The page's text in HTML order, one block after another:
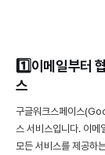
1️⃣이메일부터
스
구글워크스페이스
스 서비스입니다. 이메
모든 서비스를 제공하